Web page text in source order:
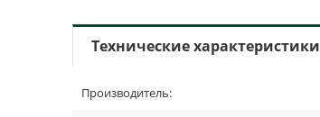
Технические характеристики
Производитель: